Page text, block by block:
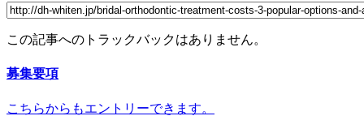
この記事へのトラックバックはありません。
募集要項
こちらからもエントリーできます。